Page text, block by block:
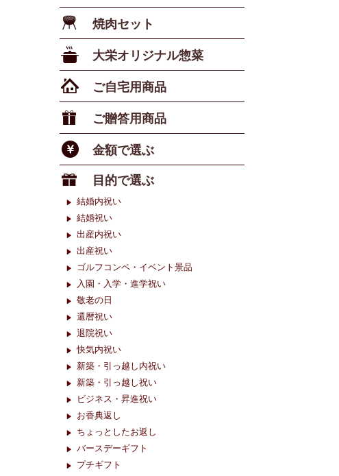
焼肉セット
大栄オリジナル惣菜
ご自宅用商品
ご贈答用商品
金額で選ぶ
目的で選ぶ
結婚内祝い
結婚祝い
出産内祝い
出産祝い
ゴルフコンペ・イベント景品
入園・入学・進学祝い
敬老の日
還暦祝い
退院祝い
快気内祝い
新築・引っ越し内祝い
新築・引っ越し祝い
ビジネス・昇進祝い
お香典返し
ちょっとしたお返し
バースデーギフト
プチギフト